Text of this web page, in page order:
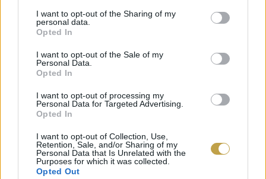
not limited to your visit or usage behaviour. You may click to
grant or deny consent to Google and its third-party tags to
use your data for below specified purposes in below Google
consent section.
I want to opt-out of the Sharing of my
personal data.
Opted In
I want to opt-out of the Sale of my
Personal Data.
Opted In
I want to opt-out of processing my
Personal Data for Targeted Advertising.
Opted In
I want to opt-out of Collection, Use,
Retention, Sale, and/or Sharing of my
Personal Data that Is Unrelated with the
Purposes for which it was collected.
Opted Out
NEM CSAK A GYÜMÖLCSE
HASZNOS
fügének nem csak a gyümölcse, a levele is
nagyon hasznos, mivel a belőle készült tea segít
kordában tartani avérnyomást, kiváló
övsömör, májcirózis, szemölcsök, magas